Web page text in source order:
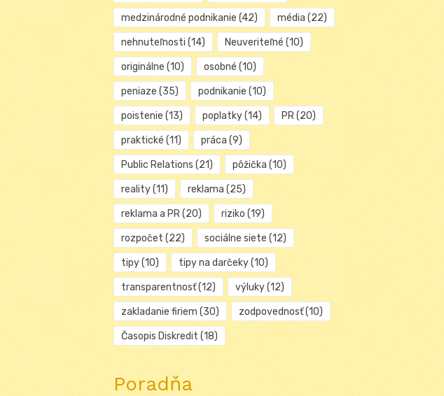
medzinárodné podnikanie (42) média (22)
nehnuteľnosti (14) Neuveriteľné (10)
originálne (10) osobné (10)
peniaze (35) podnikanie (10)
poistenie (13) poplatky(14) PR(20)
praktické (11) práca (9)
Public Relations (21) pôžička (10)
reality(11) reklama (25)
reklama a PR(20) riziko (19)
rozpočet (22) sociálne siete (12)
tipy(10) tipy na darčeky(10)
transparentnosť(12) výluky(12)
zakladanie firiem (30) zodpovednosť(10)
Časopis Diskredit (18)
Poradňa